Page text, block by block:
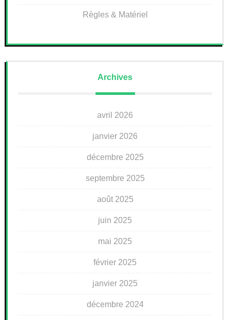
Règles & Matériel
Archives
avril 2026
janvier 2026
décembre 2025
septembre 2025
août 2025
juin 2025
mai 2025
février 2025
janvier 2025
décembre 2024